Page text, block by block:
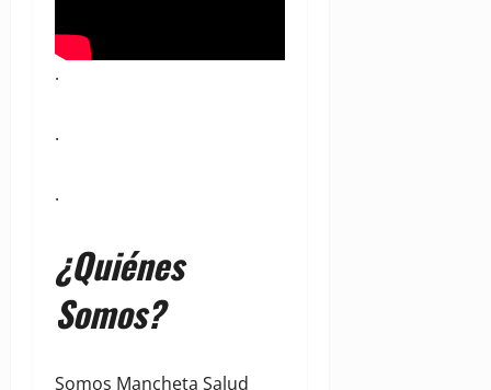
.
.
.
¿Quiénes
Somos?
Somos Mancheta Salud